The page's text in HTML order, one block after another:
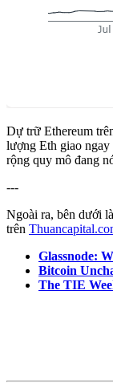
Dự trữ Ethereum
lượng Eth giao
rộng quy mô đang
---
Ngoài ra, bên dưới
trên
Glassnode:
Bitcoin
The TIE